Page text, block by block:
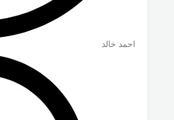
احمد خالد